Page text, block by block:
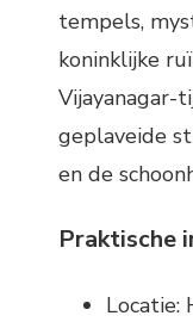
tempels,
koninklijke
Vijayanagar-
geplaveide
en de
Praktische
Locatie: